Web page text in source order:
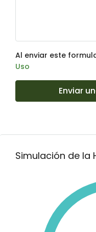
Al enviar este
Uso
Enviar
Simulación de la